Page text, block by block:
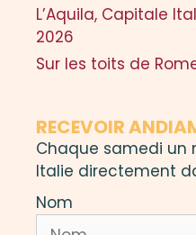
L’Aquila, Capitale
2026
Sur les toits de
RECEVOIR
Chaque samedi un
Italie directement
Nom